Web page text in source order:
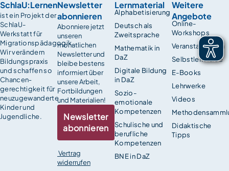
SchlaU:Lernen
ist ein Projekt der
SchlaU-
Werkstatt für
Migrationspädagogik.
Wir verändern
Bildungspraxis
und schaffen so
Chancen­
gerechtigkeit für
neuzugewanderte
Kinder und
Jugendliche.
Lernmaterial
Alphabetisierung
Deutsch als
Zweitsprache
Mathematik in
DaZ
Digitale Bildung
in DaZ
Sozio-
emotionale
Kompetenzen
Schulische und
berufliche
Kompetenzen
BNE in DaZ
Weitere
Angebote
Online-
Workshops
Veranstaltungen
Selbstlernkurse
E-Books
Lehrwerke
Videos
Didaktische
Tipps
Newsletter
abonnieren
Abonniere jetzt
unseren
monatlichen
Newsletter und
bleibe bestens
informiert über
unsere Arbeit,
Fortbildungen
und Materialien!
Newsletter
abonnieren
Vertrag
widerrufen